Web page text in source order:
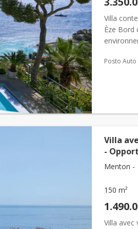
Villa
Èze Bord
béné...
Posto Auto
Villa
-
Menton -
150 m²
Villa